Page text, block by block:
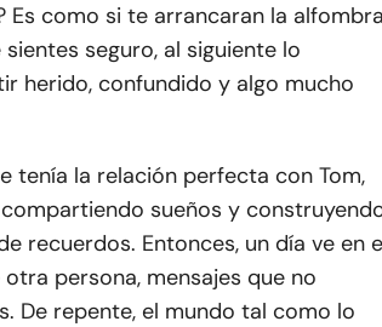
Es como si te arrancaran la alfombra
seguro, al siguiente lo
herido, confundido y algo mucho
tenía la relación perfecta con Tom,
sueños y
recuerdos. Entonces, un día ve en
persona, mensajes que no
De repente, el mundo tal como lo